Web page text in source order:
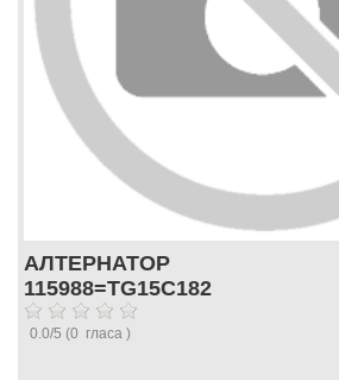
АЛТЕРНАТОР
115988=TG15C182
0.0/5 (0 гласа )